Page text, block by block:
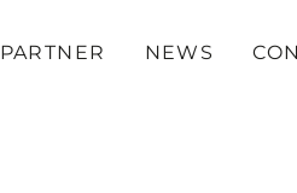
PARTNER NEWS